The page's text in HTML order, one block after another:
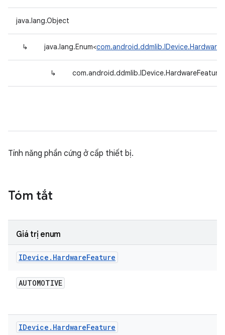
java.lang.Object
↳ java.lang.Enum<
↳ com.android.ddmlib.IDevice.HardwareFeature
Tính năng phần cứng ở cấp thiết bị.
Tóm tắt
Giá trị enum
IDevice . HardwareFeature
AUTOMOTIVE
IDevice . HardwareFeature